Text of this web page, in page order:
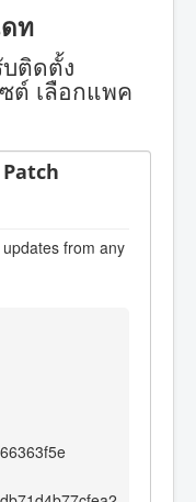
ท
ติดตั้ง
ต์ เลือกแพค
from any